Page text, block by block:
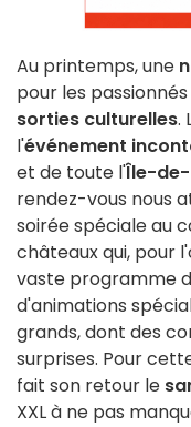
Au printemps, une
pour les
sorties culturelles.
l'événement
et de toute l'Île-
rendez-vous nous
soirée spéciale au
châteaux qui, pour
vaste programme
d'animations
grands, dont des
surprises. Pour
fait son retour le
XXL à ne pas